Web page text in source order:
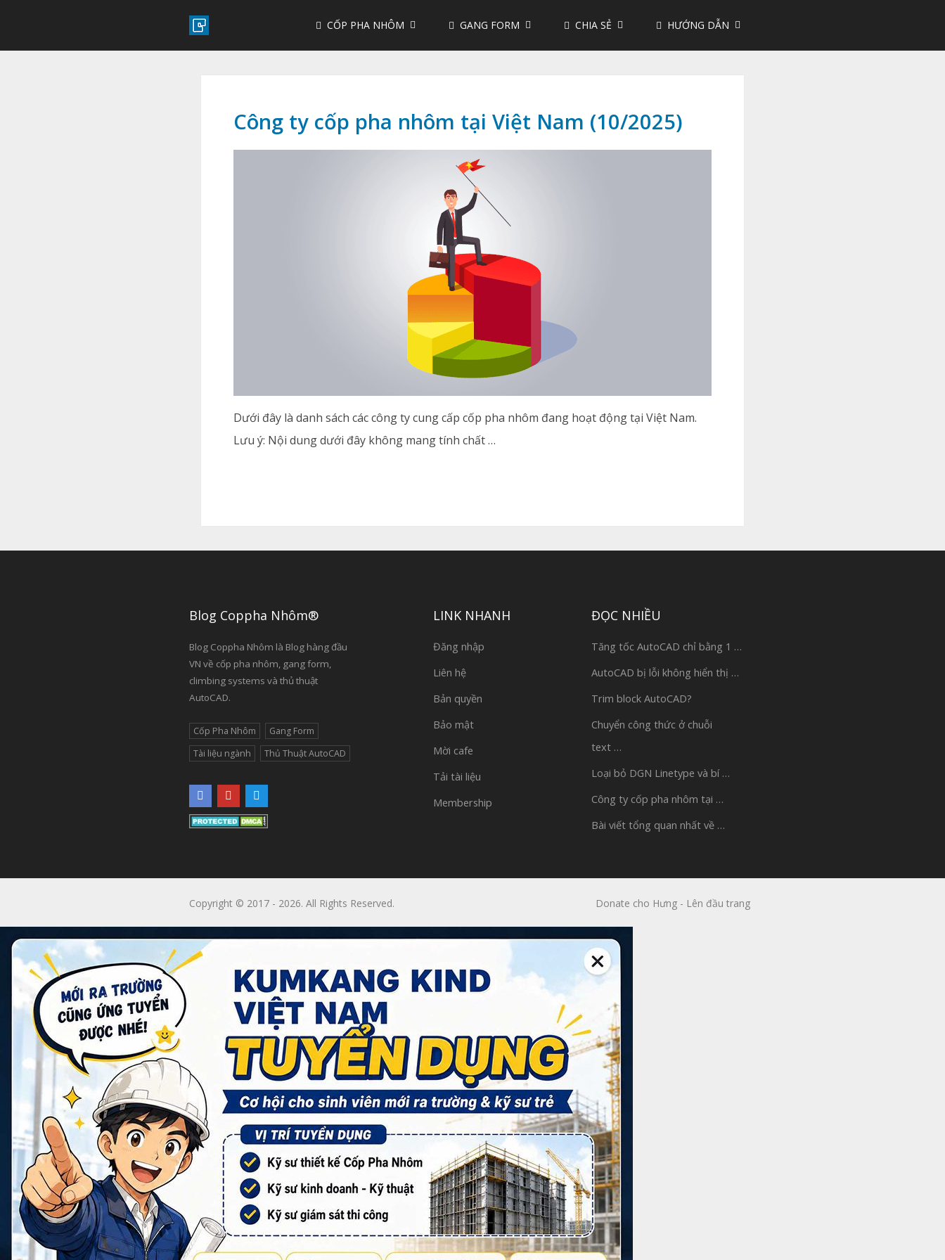
CỐP PHA NHÔM GANG FORM CHIA SẺ HƯỚNG DẪN
Công ty cốp pha nhôm tại Việt Nam (10/2025)
Dưới đây là danh sách các công ty cung cấp cốp pha nhôm đang hoạt động tại Việt Nam.
Lưu ý: Nội dung dưới đây không mang tính chất …
Blog Coppha Nhôm®
Blog Coppha Nhôm là Blog hàng đầu
VN về cốp pha nhôm, gang form,
climbing systems và thủ thuật
AutoCAD.
Cốp Pha Nhôm
Gang Form
Tài liệu ngành
Thủ Thuật AutoCAD
LINK NHANH
Đăng nhập
Liên hệ
Bản quyền
Bảo mật
Mời cafe
Tải tài liệu
Membership
ĐỌC NHIỀU
Tăng tốc AutoCAD chỉ bằng 1 …
AutoCAD bị lỗi không hiển thị …
Trim block AutoCAD?
Chuyển công thức ở chuỗi
text …
Loại bỏ DGN Linetype và bí …
Công ty cốp pha nhôm tại …
Bài viết tổng quan nhất về …
Copyright © 2017 - 2026. All Rights Reserved. Donate cho Hưng - Lên đầu trang